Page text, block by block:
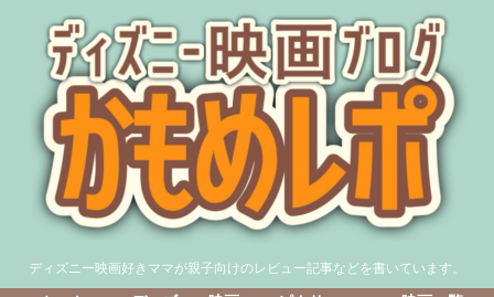
ディズニー映画好きママが親子向けのレビュー記事などを書いています。